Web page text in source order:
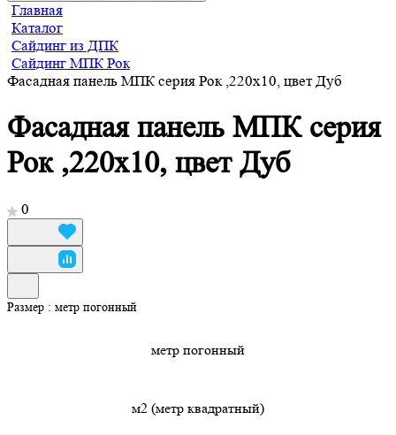
Главная
Каталог
Сайдинг из ДПК
Сайдинг МПК Рок
Фасадная панель МПК серия Рок ,220х10, цвет Дуб
Фасадная панель МПК серия
Рок ,220х10, цвет Дуб
0
Размер : метр погонный
метр погонный
м2 (метр квадратный)